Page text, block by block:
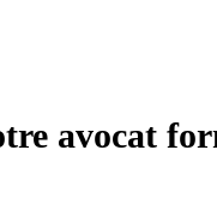
avocat